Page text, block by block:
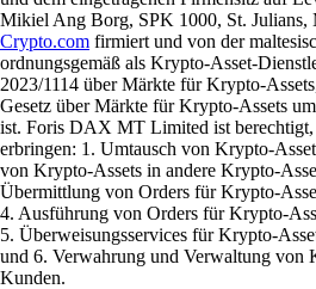
Mikiel Ang Borg, SPK 1000, St. Julians,
Crypto.com firmiert und von der
ordnungsgemäß als Krypto-Asset-
2023/1114 über Märkte für Krypto-
Gesetz über Märkte für Krypto-Assets
ist. Foris DAX MT Limited ist berechtigt,
erbringen: 1. Umtausch von Krypto-
von Krypto-Assets in andere Krypto-
Übermittlung von Orders für Krypto-
4. Ausführung von Orders für Krypto-
5. Überweisungsservices für Krypto-
und 6. Verwahrung und Verwaltung von
Kunden.